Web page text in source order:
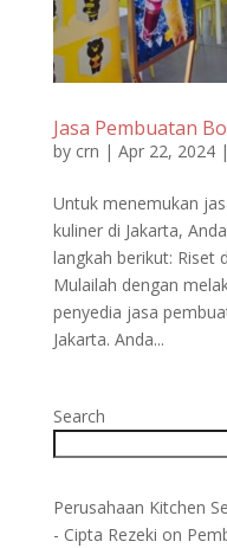
Jasa Pembuatan
by crn | Apr 22, 2024|
Untuk menemukan
kuliner di Jakarta,
langkah berikut: Riset
Mulailah dengan
penyedia jasa
Jakarta. Anda...
Search
Perusahaan Kitchen
- Cipta Rezeki on